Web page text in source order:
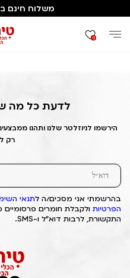
משלוח חינם
0
דף הבית 19 1752906226
לדעת כל מה
הירשמו לניוזלטר שלנו ותהנו
רק
בהרשמתי אני מסכים/ה לתנאי
הפרטיות ולקבלת חומרים
התקשורת, לרבות דוא"ל ו-SMS.